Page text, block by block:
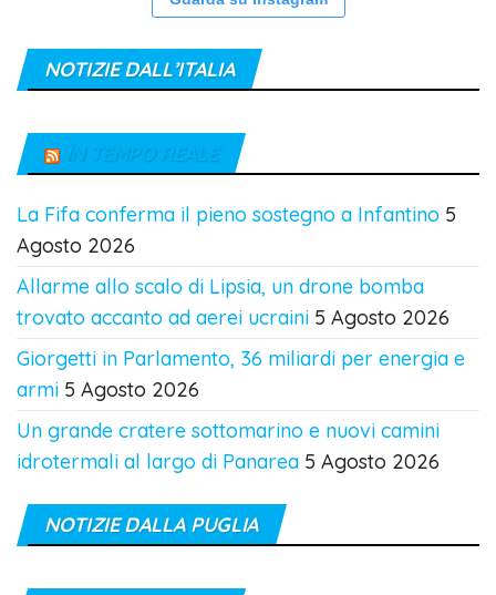
NOTIZIE DALL’ITALIA
IN TEMPO REALE
La Fifa conferma il pieno sostegno a Infantino 5
Agosto 2026
Allarme allo scalo di Lipsia, un drone bomba
trovato accanto ad aerei ucraini 5 Agosto 2026
Giorgetti in Parlamento, 36 miliardi per energia e
armi 5 Agosto 2026
Un grande cratere sottomarino e nuovi camini
idrotermali al largo di Panarea 5 Agosto 2026
NOTIZIE DALLA PUGLIA